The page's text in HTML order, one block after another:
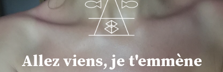
Allez viens, je t'emmène